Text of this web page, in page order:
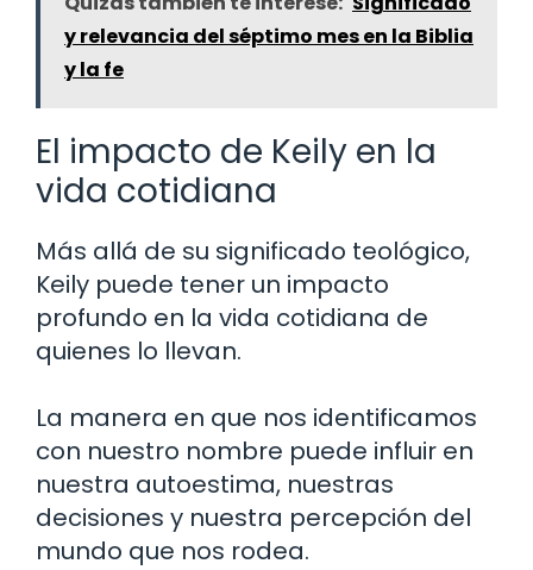
y relevancia del séptimo mes en la Biblia
y la fe
El impacto de Keily en la
vida cotidiana
Más allá de su significado teológico,
Keily puede tener un impacto
profundo en la vida cotidiana de
quienes lo llevan.
La manera en que nos identificamos
con nuestro nombre puede influir en
nuestra autoestima, nuestras
decisiones y nuestra percepción del
mundo que nos rodea.